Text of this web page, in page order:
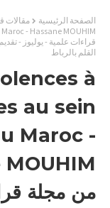
الصفحة الرئيسية مقالات
قراءات علمية - يوليوز -
القلم بالرباط
à
au sein
Maroc -
من مجلة